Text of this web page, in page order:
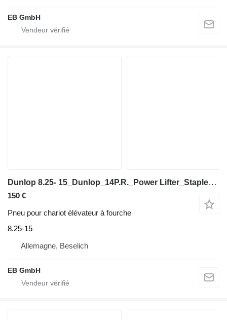
EB GmbH
Dunlop 8.25- 15_Dunlop_14P.R._Power Lifter_Staplerreifen_Gabelstapler
150 €
Pneu pour chariot élévateur à fourche
8.25-15
Allemagne, Beselich
EB GmbH